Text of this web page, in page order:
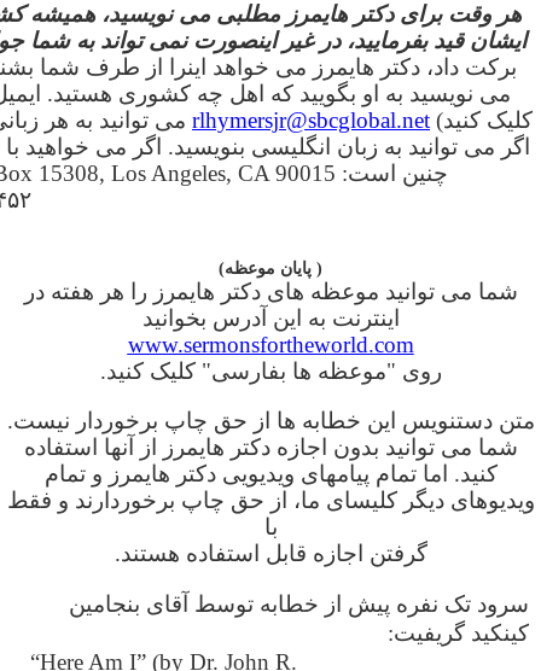
هر وقت برای دکتر هایمرز مطلبی می نویسید، همیشه
ایشان قید بفرمایید، در غیر اینصورت نمی تواند به شما
برکت داد، دکتر هایمرز می خواهد اینرا از طرف شما
می نویسید به او بگویید که اهل چه کشوری هستید.
کلیک کنید) rlhymersjr@sbcglobal.net می توانید به هر
اگر می توانید به زبان انگلیسی بنویسید. اگر می خواهید
۰۴۵۲-۳۵۲ (۸۱۸) با
( پایان موعظه)
شما می توانید موعظه های دکتر هایمرز را هر هفته در
اینترنت به این آدرس بخوانید
www.sermonsfortheworld.com
روی "موعظه ها بفارسی" کلیک کنید.
متن دستنویس این خطابه ها از حق چاپ برخوردار نیست.
شما می توانید بدون اجازه دکتر هایمرز از آنها استفاده
کنید. اما تمام پیامهای ویدیویی دکتر هایمرز و تمام
ویدیوهای دیگر کلیسای ما، از حق چاپ برخوردارند و فقط
با
گرفتن اجازه قابل استفاده هستند.
سرود تک نفره پیش از خطابه توسط آقای بنجامین
کینکید گریفیت:
“Here Am I” (by Dr. John R.